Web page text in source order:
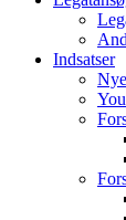
Indsatser